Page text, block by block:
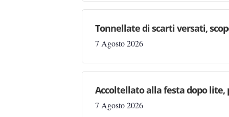
Tonnellate di scarti versati,
7 Agosto 2026
Accoltellato alla festa dopo lite,
7 Agosto 2026